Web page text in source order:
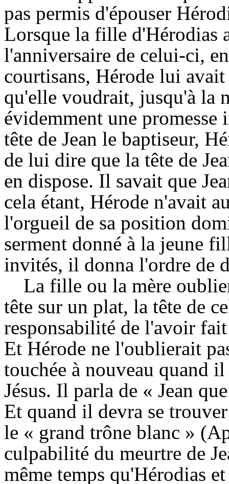
pas permis d'épouser
Lorsque la fille d'Hérodias
l'anniversaire de celui-ci,
courtisans, Hérode lui
qu'elle voudrait, jusqu'à la
évidemment une promesse
tête de Jean le baptiseur,
de lui dire que la tête de
en dispose. Il savait que
cela étant, Hérode n'avait
l'orgueil de sa position
serment donné à la jeune
invités, il donna l'ordre de
La fille ou la mère
tête sur un plat, la tête de
responsabilité de l'avoir fait
Et Hérode ne l'oublierait
touchée à nouveau quand
Jésus. Il parla de « Jean
Et quand il devra se
le « grand trône blanc »
culpabilité du meurtre de
même temps qu'Hérodias